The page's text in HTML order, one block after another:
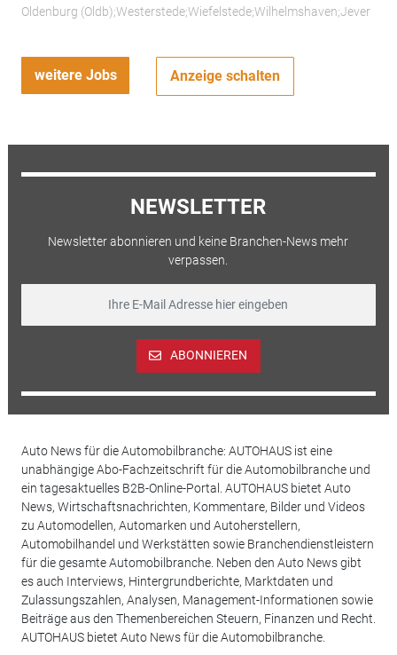
Oldenburg (Oldb);Westerstede;Wiefelstede;Wilhelmshaven;Jever
weitere Jobs Anzeige schalten
NEWSLETTER
Newsletter abonnieren und keine Branchen-News mehr
verpassen.
ABONNIEREN
Auto News für die Automobilbranche: AUTOHAUS ist eine
unabhängige Abo-Fachzeitschrift für die Automobilbranche und
ein tagesaktuelles B2B-Online-Portal. AUTOHAUS bietet Auto
News, Wirtschaftsnachrichten, Kommentare, Bilder und Videos
zu Automodellen, Automarken und Autoherstellern,
Automobilhandel und Werkstätten sowie Branchendienstleistern
für die gesamte Automobilbranche. Neben den Auto News gibt
es auch Interviews, Hintergrundberichte, Marktdaten und
Zulassungszahlen, Analysen, Management-Informationen sowie
Beiträge aus den Themenbereichen Steuern, Finanzen und Recht.
AUTOHAUS bietet Auto News für die Automobilbranche.